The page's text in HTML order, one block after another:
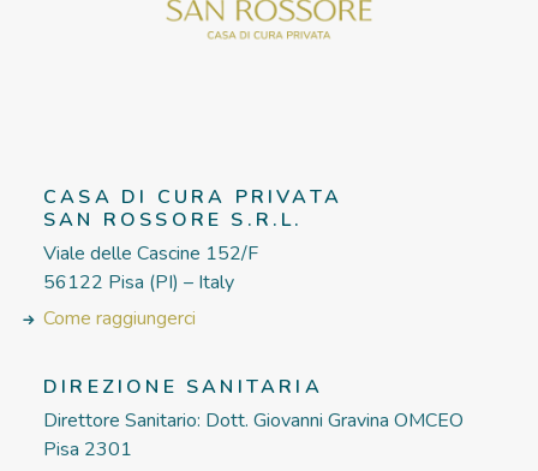
CASA DI CURA PRIVATA
SAN ROSSORE S.R.L.
Viale delle Cascine 152/F
56122 Pisa (PI) – Italy
Come raggiungerci
DIREZIONE SANITARIA
Direttore Sanitario: Dott. Giovanni Gravina OMCEO
Pisa 2301